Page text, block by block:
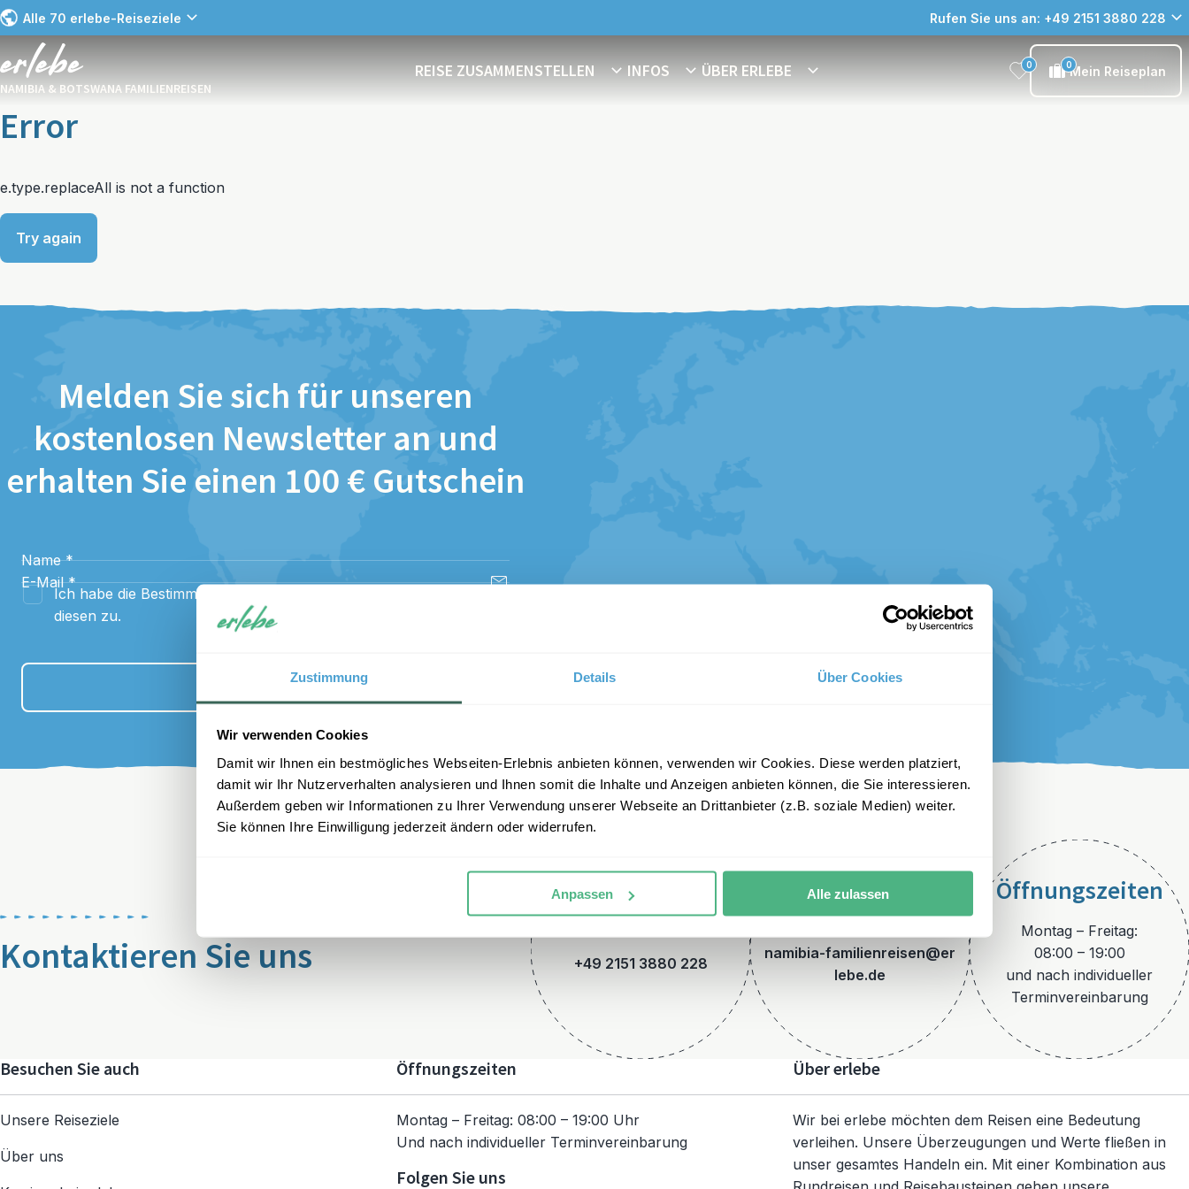
Zustimmung Details Über Cookies
Wir verwenden Cookies
Damit wir Ihnen ein bestmögliches Webseiten-Erlebnis anbieten können, verwenden wir Cookies. Diese werden platziert,
damit wir Ihr Nutzerverhalten analysieren und Ihnen somit die Inhalte und Anzeigen anbieten können, die Sie interessieren.
Außerdem geben wir Informationen zu Ihrer Verwendung unserer Webseite an Drittanbieter (z.B. soziale Medien) weiter.
Sie können Ihre Einwilligung jederzeit ändern oder widerrufen.
Anpassen Alle zulassen
Alle 70 erlebe-Reiseziele Rufen Sie uns an: +49 2151 3880 228
NAMIBIA & BOTSWANA FAMILIENREISEN
REISE ZUSAMMENSTELLEN INFOS ÜBER ERLEBE 0 0Mein Reiseplan
Error
e.type.replaceAll is not a function
Try again
Melden Sie sich für unseren
kostenlosen Newsletter an und
erhalten Sie einen 100 € Gutschein
Name *
E-Mail *
Ich habe die Bestimmungen zum
diesen zu.
Anmelden
Kontaktieren Sie uns
Telefon
+49 2151 3880 228
E-Mail
namibia-familienreisen@er
lebe.de
Öffnungszeiten
Montag – Freitag:
08:00 – 19:00
und nach individueller
Terminvereinbarung
Besuchen Sie auch
Unsere Reiseziele
Über uns
Öffnungszeiten
Montag – Freitag: 08:00 – 19:00 Uhr
Und nach individueller Terminvereinbarung
Folgen Sie uns
Über erlebe
Wir bei erlebe möchten dem Reisen eine Bedeutung
verleihen. Unsere Überzeugungen und Werte fließen in
unser gesamtes Handeln ein. Mit einer Kombination aus